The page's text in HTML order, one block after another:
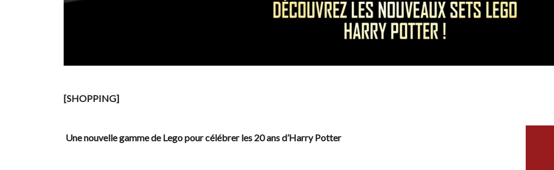
[SHOPPING]
Une nouvelle gamme de Lego pour célébrer les 20 ans d’Harry Potter